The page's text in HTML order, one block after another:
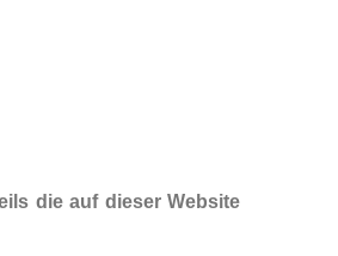
die auf dieser Website